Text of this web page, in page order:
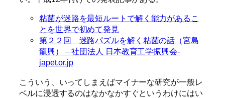
粘菌が迷路を最短ルートで解く能力があるこ
とを世界で初めて発見
第２２回 迷路パズルを解く粘菌の話（宮島
龍興） – 社団法人 日本教育工学振興会-
japet.or.jp
こういう、いってしまえばマイナーな研究が一般レ
ベルに浸透するのはなかなかすぐというわけにはい